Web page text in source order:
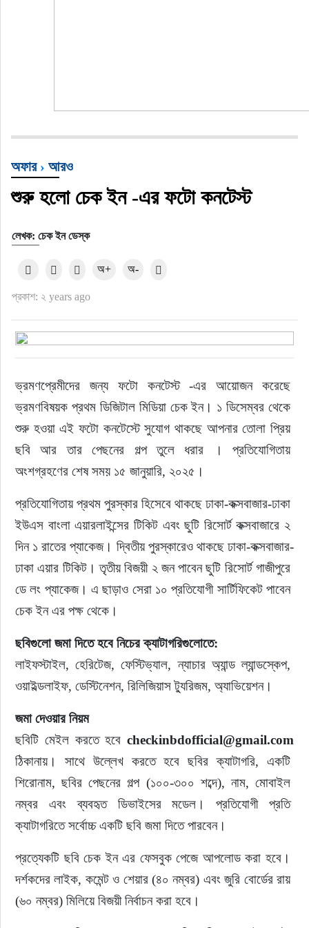
অফার› আরও
শুরু হলো চেক ইন -এর ফটো কনটেস্ট
লেখক: চেক ইন ডেস্ক
প্রকাশ: ২ years ago
অ+ অ-
ভ্রমণপ্রেমীদের জন্য ফটো কনটেস্ট -এর আয়োজন করেছে
ভ্রমণবিষয়ক প্রথম ডিজিটাল মিডিয়া চেক ইন। ১ ডিসেম্বর থেকে
শুরু হওয়া এই ফটো কনটেস্টে সুযোগ থাকছে আপনার তোলা প্রিয়
ছবি আর তার পেছনের গল্প তুলে ধরার । প্রতিযোগিতায়
অংশগ্রহণের শেষ সময় ১৫ জানুয়ারি, ২০২৫।
প্রতিযোগিতায় প্রথম পুরস্কার হিসেবে থাকছে ঢাকা-কক্সবাজার-ঢাকা
ইউএস বাংলা এয়ারলাইন্সের টিকিট এবং ছুটি রিসোর্ট কক্সবাজারে ২
দিন ১ রাতের প্যাকেজ। দ্বিতীয় পুরস্কারেও থাকছে ঢাকা-কক্সবাজার-
ঢাকা এয়ার টিকিট। তৃতীয় বিজয়ী ২ জন পাবেন ছুটি রিসোর্ট গাজীপুরে
ডে লং প্যাকেজ। এ ছাড়াও সেরা ১০ প্রতিযোগী সার্টিফিকেট পাবেন
চেক ইন এর পক্ষ থেকে।
ছবিগুলো জমা দিতে হবে নিচের ক্যাটাগরিগুলোতে:
লাইফস্টাইল, হেরিটেজ, ফেস্টিভ্যাল, ন্যাচার অ্যান্ড ল্যান্ডস্কেপ,
ওয়াইল্ডলাইফ, ডেস্টিনেশন, রিলিজিয়াস ট্যুরিজম, অ্যাভিয়েশন।
জমা দেওয়ার নিয়ম
ছবিটি মেইল করতে হবে checkinbdofficial@gmail.com
ঠিকানায়। সাথে উল্লেখ করতে হবে ছবির ক্যাটাগরি, একটি
শিরোনাম, ছবির পেছনের গল্প (১০০-৩০০ শব্দে), নাম, মোবাইল
নম্বর এবং ব্যবহৃত ডিভাইসের মডেল। প্রতিযোগী প্রতি
ক্যাটাগরিতে সর্বোচ্চ একটি ছবি জমা দিতে পারবেন।
প্রত্যেকটি ছবি চেক ইন এর ফেসবুক পেজে আপলোড করা হবে।
দর্শকদের লাইক, কমেন্ট ও শেয়ার (৪০ নম্বর) এবং জুরি বোর্ডের রায়
(৬০ নম্বর) মিলিয়ে বিজয়ী নির্বাচন করা হবে।